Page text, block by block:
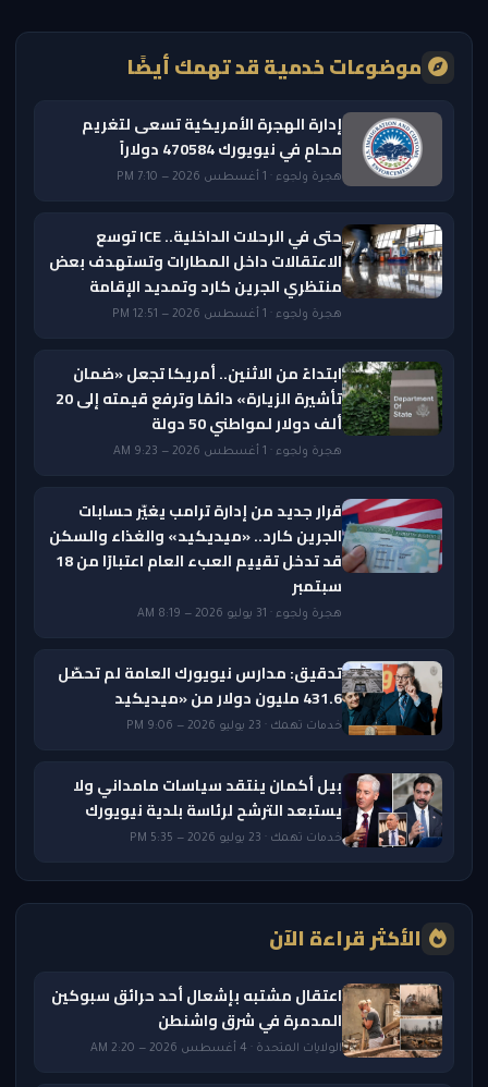
موضوعات خدمية قد تهمك أيضًا
إدارة الهجرة الأمريكية تسعى لتغريم
محامٍ في نيويورك 470584 دولاراً
هجرة ولجوء · 1 أغسطس 2026 — 7:10 PM
حتى في الرحلات الداخلية.. ICE توسع
الاعتقالات داخل المطارات وتستهدف بعض
منتظري الجرين كارد وتمديد الإقامة
هجرة ولجوء · 1 أغسطس 2026 — 12:51 PM
ابتداءً من الاثنين.. أمريكا تجعل «ضمان
تأشيرة الزيارة» دائمًا وترفع قيمته إلى 20
ألف دولار لمواطني 50 دولة
هجرة ولجوء · 1 أغسطس 2026 — 9:23 AM
قرار جديد من إدارة ترامب يغيّر حسابات
الجرين كارد.. «ميديكيد» والغذاء والسكن
قد تدخل تقييم العبء العام اعتبارًا من 18
سبتمبر
هجرة ولجوء · 31 يوليو 2026 — 8:19 AM
تدقيق: مدارس نيويورك العامة لم تحصّل
431.6 مليون دولار من «ميديكيد
خدمات تهمك · 23 يوليو 2026 — 9:06 PM
بيل أكمان ينتقد سياسات مامداني ولا
يستبعد الترشح لرئاسة بلدية نيويورك
خدمات تهمك · 23 يوليو 2026 — 5:35 PM
الأكثر قراءة الآن
اعتقال مشتبه بإشعال أحد حرائق سبوكين
المدمرة في شرق واشنطن
الولايات المتحدة · 4 أغسطس 2026 — 2:20 AM